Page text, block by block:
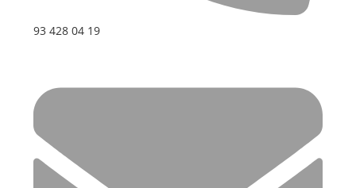
93 428 04 19